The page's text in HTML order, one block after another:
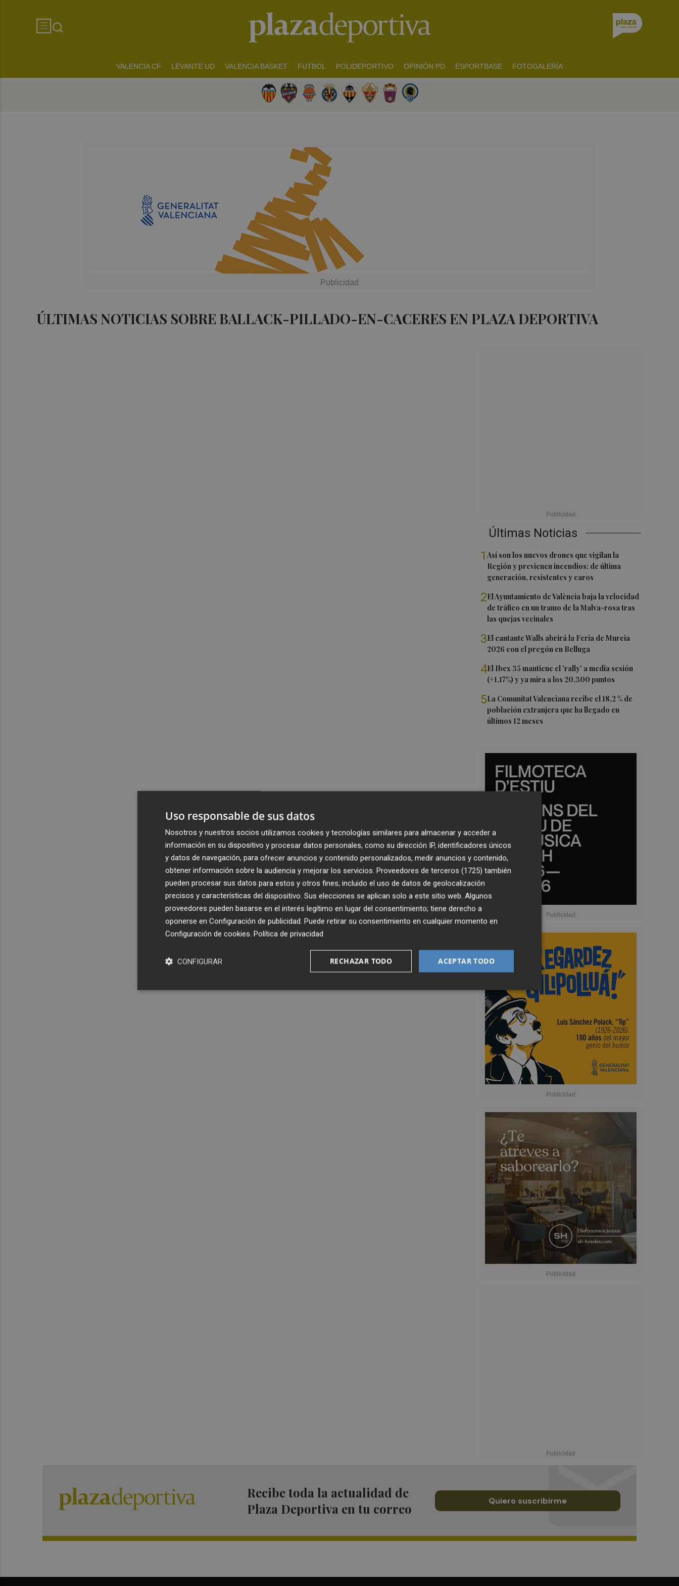
VALENCIA CF LEVANTE UD VALENCIA BASKET FUTBOL POLIDEPORTIVO OPINIÓN PD ESPORTBASE FOTOGALERÍA
ÚLTIMAS NOTICIAS SOBRE BALLACK-PILLADO-EN-CACERES EN PLAZA DEPORTIVA
Últimas Noticias
1Así son los nuevos drones que vigilan la
Región y previenen incendios: de última
generación, resistentes y caros
2El Ayuntamiento de València baja la velocidad
de tráfico en un tramo de la Malva-rosa tras
las quejas vecinales
3El cantante Walls abrirá la Feria de Murcia
2026 con el pregón en Belluga
4El Ibex 35 mantiene el 'rally' a media sesión
(+1,17%) y ya mira a los 20.300 puntos
5La Comunitat Valenciana recibe el 18,2 % de
población extranjera que ha llegado en
últimos 12 meses
Recibe toda la actualidad de
Plaza Deportiva en tu correo
Quiero suscribirme
Uso responsable de sus datos
Nosotros y nuestros socios utilizamos cookies y tecnologías similares para almacenar y acceder a
información en su dispositivo y procesar datos personales, como su dirección IP, identificadores únicos
y datos de navegación, para ofrecer anuncios y contenido personalizados, medir anuncios y contenido,
obtener información sobre la audiencia y mejorar los servicios. Proveedores de terceros (1725) también
pueden procesar sus datos para estos y otros fines, incluido el uso de datos de geolocalización
precisos y características del dispositivo. Sus elecciones se aplican solo a este sitio web. Algunos
proveedores pueden basarse en el interés legítimo en lugar del consentimiento; tiene derecho a
oponerse en Configuración de publicidad. Puede retirar su consentimiento en cualquier momento en
Configuración de cookies. Política de privacidad
ACEPTAR TODO
RECHAZAR TODO
CONFIGURAR